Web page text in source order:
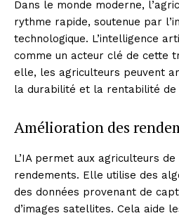
Dans le monde moderne,
rythme rapide, soutenue par
technologique. L’intelligence
comme un acteur clé de cette
elle, les agriculteurs peuvent
la durabilité et la rentabilité de
Amélioration des
L’IA permet aux agriculteurs
rendements. Elle utilise des
des données provenant de
d’images satellites. Cela aide